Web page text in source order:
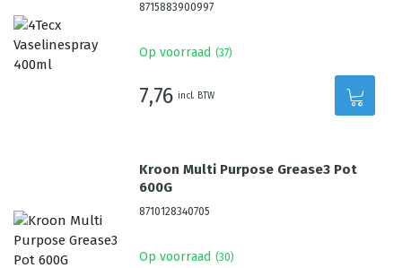
8715883900997
Op voorraad (37)
7,76 incl. BTW
Kroon Multi Purpose Grease3 Pot
600G
8710128340705
Op voorraad (30)